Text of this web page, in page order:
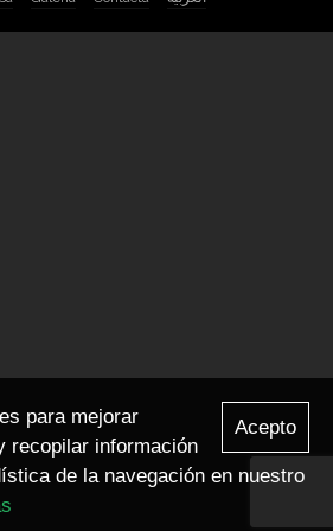
Acepto
para mejorar
recopilar información
de la navegación en nuestro